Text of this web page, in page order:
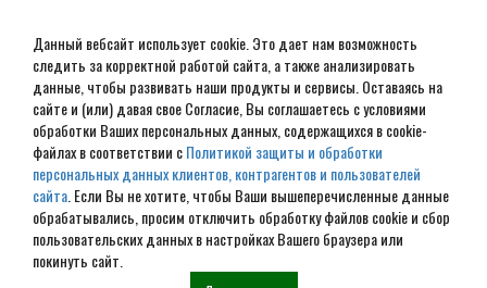
Данный вебсайт использует cookie. Это дает нам возможность
следить за корректной работой сайта, а также анализировать
данные, чтобы развивать наши продукты и сервисы. Оставаясь на
сайте и (или) давая свое Согласие, Вы соглашаетесь с условиями
обработки Ваших персональных данных, содержащихся в cookie-
файлах в соответствии сПолитикой защиты и обработки
персональных данных клиентов, контрагентов и пользователей
сайта . Если Вы не хотите, чтобы Ваши вышеперечисленные данные
обрабатывались, просим отключить обработку файлов cookie и сбор
пользовательских данных в настройках Вашего браузера или
покинуть сайт.
Дом из бревна под ключ в
Армавире
Наши проекты